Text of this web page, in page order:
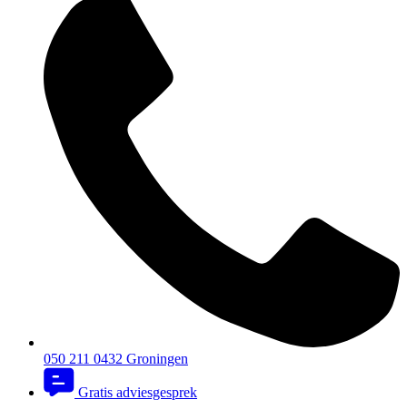
050 211 0432 Groningen
Gratis adviesgesprek